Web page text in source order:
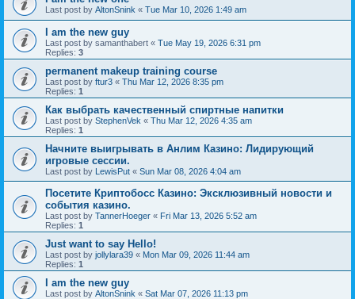
Last post by AltonSnink « Tue Mar 10, 2026 1:49 am
I am the new guy
Last post by samanthabert « Tue May 19, 2026 6:31 pm
Replies: 3
permanent makeup training course
Last post by ftur3 « Thu Mar 12, 2026 8:35 pm
Replies: 1
Как выбрать качественный спиртные напитки
Last post by StephenVek « Thu Mar 12, 2026 4:35 am
Replies: 1
Начните выигрывать в Анлим Казино: Лидирующий
игровые сессии.
Last post by LewisPut « Sun Mar 08, 2026 4:04 am
Посетите Криптобосс Казино: Эксклюзивный новости и
события казино.
Last post by TannerHoeger « Fri Mar 13, 2026 5:52 am
Replies: 1
Just want to say Hello!
Last post by jollylara39 « Mon Mar 09, 2026 11:44 am
Replies: 1
I am the new guy
Last post by AltonSnink « Sat Mar 07, 2026 11:13 pm